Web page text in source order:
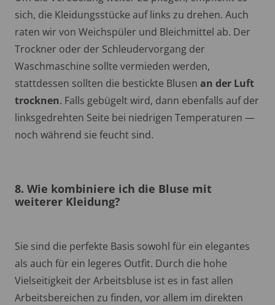
sich, die Kleidungsstücke auf links zu drehen. Auch
raten wir von Weichspüler und Bleichmittel ab. Der
Trockner oder der Schleudervorgang der
Waschmaschine sollte vermieden werden,
stattdessen sollten die bestickte Blusen an der Luft
trocknen. Falls gebügelt wird, dann ebenfalls auf der
linksgedrehten Seite bei niedrigen Temperaturen —
noch während sie feucht sind.
8. Wie kombiniere ich die Bluse mit
weiterer Kleidung?
Sie sind die perfekte Basis sowohl für ein elegantes
als auch für ein legeres Outfit. Durch die hohe
Vielseitigkeit der Arbeitsbluse ist es in fast allen
Arbeitsbereichen zu finden, vor allem im direkten